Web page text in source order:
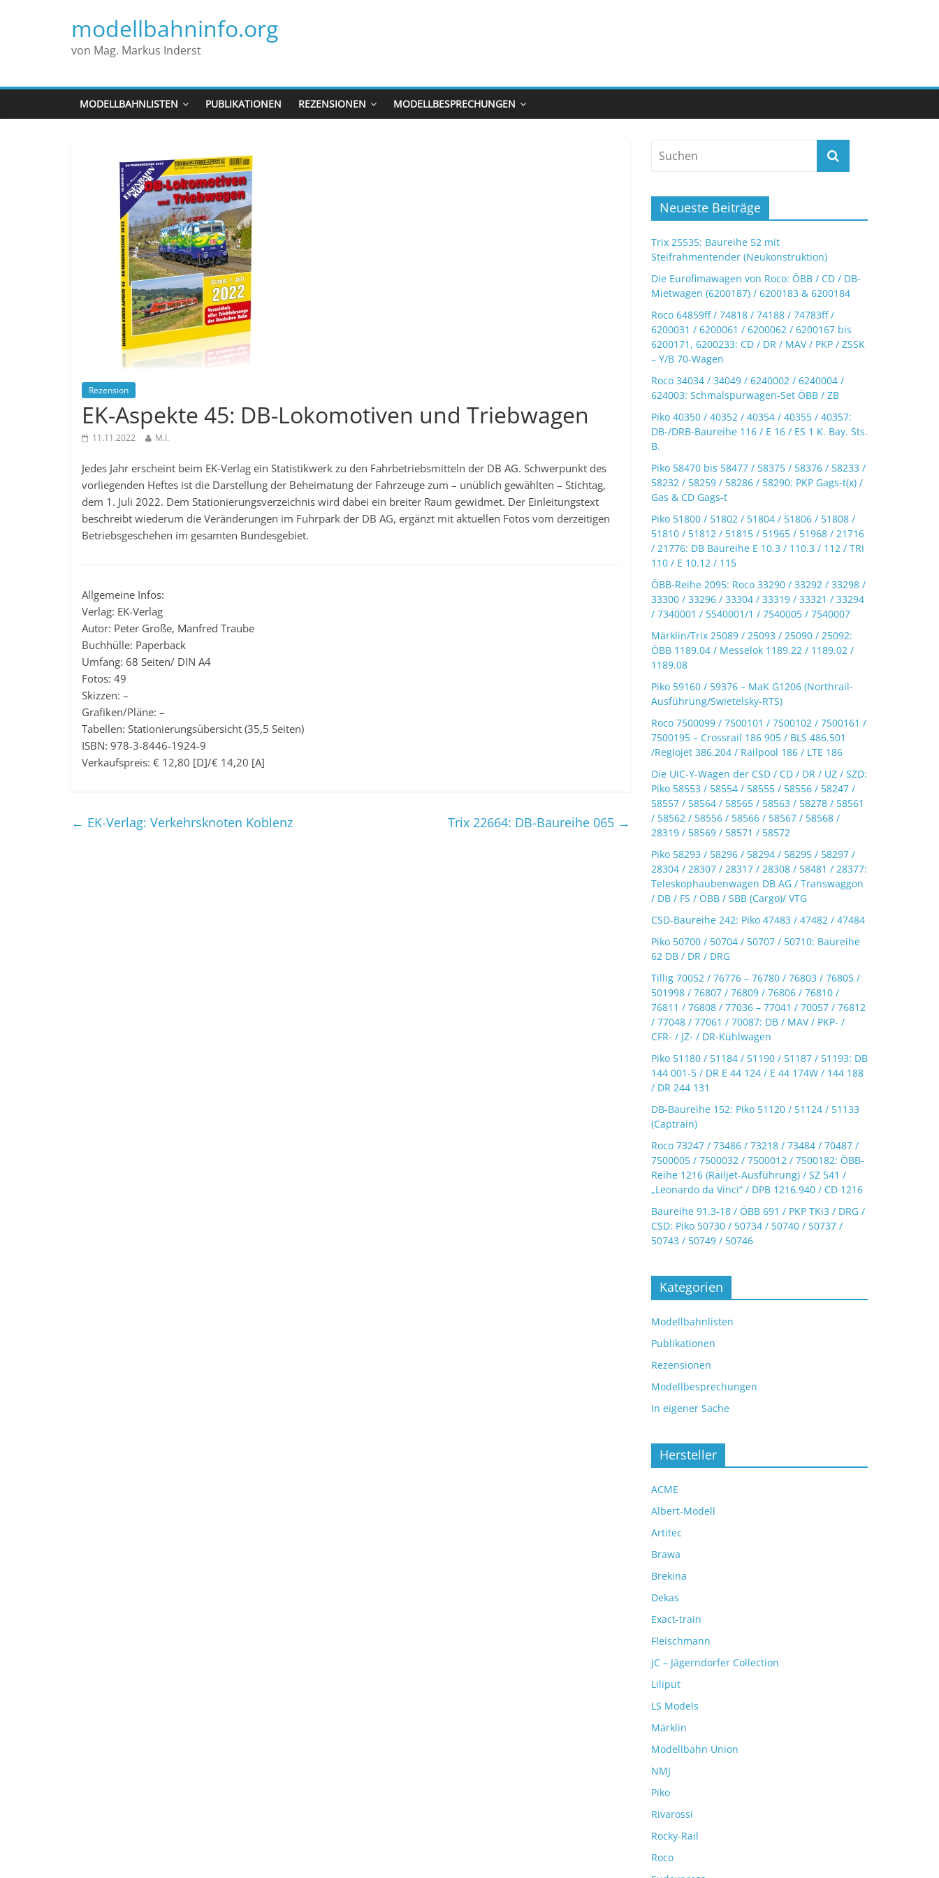
modellbahninfo.org
von Mag. Markus Inderst
MODELLBAHNLISTEN PUBLIKATIONEN REZENSIONEN MODELLBESPRECHUNGEN
Rezension
EK-Aspekte 45: DB-Lokomotiven und Triebwagen
11.11.2022 M.I.
Jedes Jahr erscheint beim EK-Verlag ein Statistikwerk zu den Fahrbetriebsmitteln der DB AG. Schwerpunkt des
vorliegenden Heftes ist die Darstellung der Beheimatung der Fahrzeuge zum – unüblich gewählten – Stichtag,
dem 1. Juli 2022. Dem Stationierungsverzeichnis wird dabei ein breiter Raum gewidmet. Der Einleitungstext
beschreibt wiederum die Veränderungen im Fuhrpark der DB AG, ergänzt mit aktuellen Fotos vom derzeitigen
Betriebsgeschehen im gesamten Bundesgebiet.
Allgemeine Infos:
Verlag: EK-Verlag
Autor: Peter Große, Manfred Traube
Buchhülle: Paperback
Umfang: 68 Seiten/ DIN A4
Fotos: 49
Skizzen: –
Grafiken/Pläne: –
Tabellen: Stationierungsübersicht (35,5 Seiten)
ISBN: 978-3-8446-1924-9
Verkaufspreis: € 12,80 [D]/€ 14,20 [A]
← EK-Verlag: Verkehrsknoten Koblenz Trix 22664: DB-Baureihe 065 →
Neueste Beiträge
Trix 25535: Baureihe 52 mit
Steifrahmentender (Neukonstruktion)
Die Eurofimawagen von Roco: ÖBB / CD / DB-
Mietwagen (6200187) / 6200183 & 6200184
Roco 64859ff / 74818 / 74188 / 74783ff /
6200031 / 6200061 / 6200062 / 6200167 bis
6200171, 6200233: CD / DR / MAV / PKP / ZSSK
– Y/B 70-Wagen
Roco 34034 / 34049 / 6240002 / 6240004 /
624003: Schmalspurwagen-Set ÖBB / ZB
Piko 40350 / 40352 / 40354 / 40355 / 40357:
DB-/DRB-Baureihe 116 / E 16 / ES 1 K. Bay. Sts.
B.
Piko 58470 bis 58477 / 58375 / 58376 / 58233 /
58232 / 58259 / 58286 / 58290: PKP Gags-t(x) /
Gas & CD Gags-t
Piko 51800 / 51802 / 51804 / 51806 / 51808 /
51810 / 51812 / 51815 / 51965 / 51968 / 21716
/ 21776: DB Baureihe E 10.3 / 110.3 / 112 / TRI
110 / E 10.12 / 115
ÖBB-Reihe 2095: Roco 33290 / 33292 / 33298 /
33300 / 33296 / 33304 / 33319 / 33321 / 33294
/ 7340001 / 5540001/1 / 7540005 / 7540007
Märklin/Trix 25089 / 25093 / 25090 / 25092:
ÖBB 1189.04 / Messelok 1189.22 / 1189.02 /
1189.08
Piko 59160 / 59376 – MaK G1206 (Northrail-
Ausführung/Swietelsky-RTS)
Roco 7500099 / 7500101 / 7500102 / 7500161 /
7500195 – Crossrail 186 905 / BLS 486.501
/Regiojet 386.204 / Railpool 186 / LTE 186
Die UIC-Y-Wagen der CSD / CD / DR / UZ / SZD:
Piko 58553 / 58554 / 58555 / 58556 / 58247 /
58557 / 58564 / 58565 / 58563 / 58278 / 58561
/ 58562 / 58556 / 58566 / 58567 / 58568 /
28319 / 58569 / 58571 / 58572
Piko 58293 / 58296 / 58294 / 58295 / 58297 /
28304 / 28307 / 28317 / 28308 / 58481 / 28377:
Teleskophaubenwagen DB AG / Transwaggon
/ DB / FS / ÖBB / SBB (Cargo)/ VTG
CSD-Baureihe 242: Piko 47483 / 47482 / 47484
Piko 50700 / 50704 / 50707 / 50710: Baureihe
62 DB / DR / DRG
Tillig 70052 / 76776 – 76780 / 76803 / 76805 /
501998 / 76807 / 76809 / 76806 / 76810 /
76811 / 76808 / 77036 – 77041 / 70057 / 76812
/ 77048 / 77061 / 70087: DB / MAV / PKP- /
CFR- / JZ- / DR-Kühlwagen
Piko 51180 / 51184 / 51190 / 51187 / 51193: DB
144 001-5 / DR E 44 124 / E 44 174W / 144 188
/ DR 244 131
DB-Baureihe 152: Piko 51120 / 51124 / 51133
(Captrain)
Roco 73247 / 73486 / 73218 / 73484 / 70487 /
7500005 / 7500032 / 7500012 / 7500182: ÖBB-
Reihe 1216 (Railjet-Ausführung) / SZ 541 /
„Leonardo da Vinci“ / DPB 1216.940 / CD 1216
Baureihe 91.3-18 / ÖBB 691 / PKP TKi3 / DRG /
CSD: Piko 50730 / 50734 / 50740 / 50737 /
50743 / 50749 / 50746
Kategorien
Modellbahnlisten
Publikationen
Rezensionen
Modellbesprechungen
In eigener Sache
Hersteller
ACME
Albert-Modell
Artitec
Brawa
Brekina
Dekas
Exact-train
Fleischmann
JC – Jägerndorfer Collection
Liliput
LS Models
Märklin
Modellbahn Union
NMJ
Piko
Rivarossi
Rocky-Rail
Roco